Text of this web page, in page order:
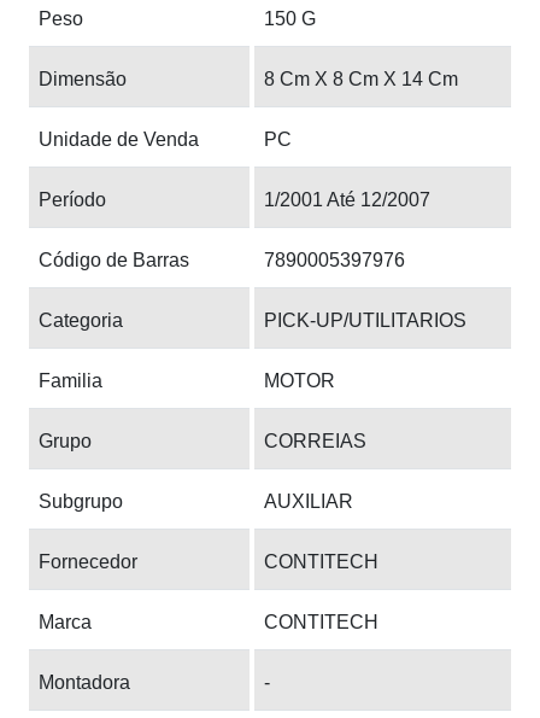
Peso 150 G
Dimensão 8 Cm X 8 Cm X 14 Cm
Unidade de Venda PC
Período 1/2001 Até 12/2007
Código de Barras 7890005397976
Categoria PICK-UP/UTILITARIOS
Familia MOTOR
Grupo CORREIAS
Subgrupo AUXILIAR
Fornecedor CONTITECH
Marca CONTITECH
Montadora -